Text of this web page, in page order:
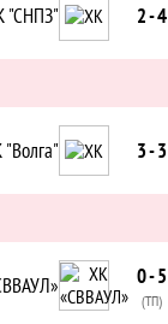
"СНПЗ" 2 - 4
3 - 3
0 - 5
(ТП)